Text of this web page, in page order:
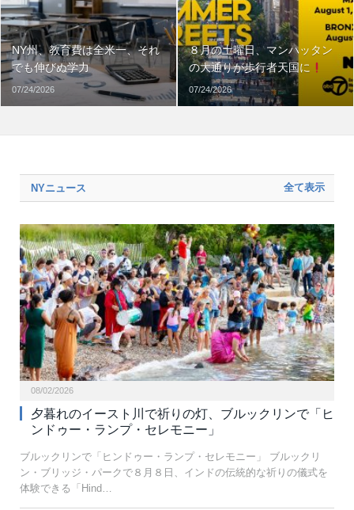
NY州、教育費は全米一、それ
でも伸びぬ学力
07/24/2026
８月の土曜日、マンハッタン
の大通りが歩行者天国に
07/24/2026
NYニュース 全て表示
08/02/2026
夕暮れのイースト川で祈りの灯、ブルックリンで「ヒ
ンドゥー・ランプ・セレモニー」
ブルックリンで「ヒンドゥー・ランプ・セレモニー」 ブルックリ
ン・ブリッジ・パークで８月８日、インドの伝統的な祈りの儀式を
体験できる「Hind…